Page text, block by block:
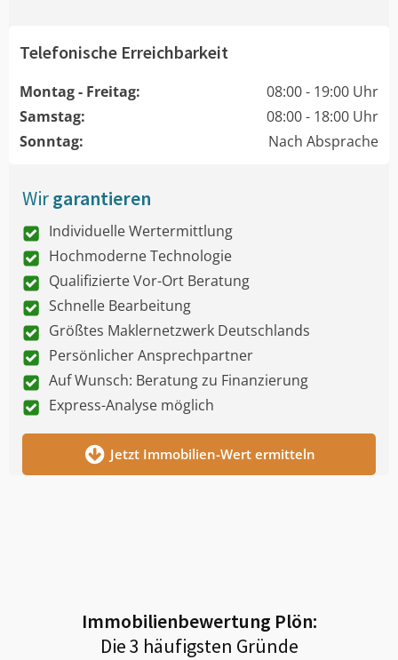
Telefonische Erreichbarkeit
Montag - Freitag:
08:00 - 19:00 Uhr
Samstag:
08:00 - 18:00 Uhr
Sonntag:
Nach Absprache
Wirgarantieren
Individuelle Wertermittlung
Hochmoderne Technologie
Qualifizierte Vor-Ort Beratung
Schnelle Bearbeitung
Größtes Maklernetzwerk Deutschlands
Persönlicher Ansprechpartner
Auf Wunsch: Beratung zu Finanzierung
Express-Analyse möglich
Jetzt Immobilien-Wert ermitteln
Immobilienbewertung Plön:
Die 3 häufigsten Gründe